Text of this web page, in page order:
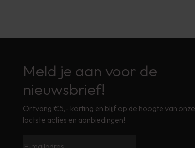
Meld je aan voor de
nieuwsbrief!
Ontvang €5,- korting en blijf op de hoogte van onze
laatste acties en aanbiedingen!